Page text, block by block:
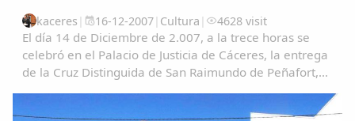
kaceres | 16-12-2007| Cultura | 4628 visit
El día 14 de Diciembre de 2.007, a la trece horas se
celebró en el Palacio de Justicia de Cáceres, la entrega
de la Cruz Distinguida de San Raimundo de Peñafort,